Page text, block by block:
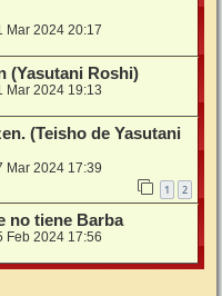
Mar 2024 20:17
(Yasutani Roshi)
Mar 2024 19:13
(Teisho de Yasutani
Mar 2024 17:39
1 2
no tiene Barba
Feb 2024 17:56